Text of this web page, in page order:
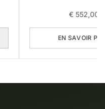
€ 552,00
EN SAVOIR